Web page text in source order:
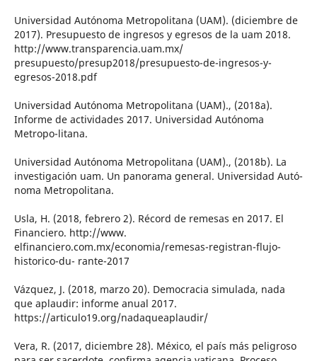
Universidad Autónoma Metropolitana (UAM). (diciembre de
2017). Presupuesto de ingresos y egresos de la uam 2018.
http://www.transparencia.uam.mx/
presupuesto/presup2018/presupuesto-de-ingresos-y-
egresos-2018.pdf
Universidad Autónoma Metropolitana (UAM)., (2018a).
Informe de actividades 2017. Universidad Autónoma
Metropo-litana.
Universidad Autónoma Metropolitana (UAM)., (2018b). La
investigación uam. Un panorama general. Universidad Autó-
noma Metropolitana.
Usla, H. (2018, febrero 2). Récord de remesas en 2017. El
Financiero. http://www.
elfinanciero.com.mx/economia/remesas-registran-flujo-
historico-du- rante-2017
Vázquez, J. (2018, marzo 20). Democracia simulada, nada
que aplaudir: informe anual 2017.
https://articulo19.org/nadaqueaplaudir/
Vera, R. (2017, diciembre 28). México, el país más peligroso